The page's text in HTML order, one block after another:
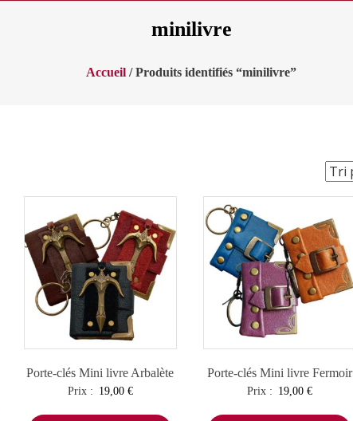
minilivre
Accueil / Produits identifiés “minilivre”
Porte-clés Mini livre Arbalète
Prix : 19,00 €
Porte-clés Mini livre Fermoir
Prix : 19,00 €